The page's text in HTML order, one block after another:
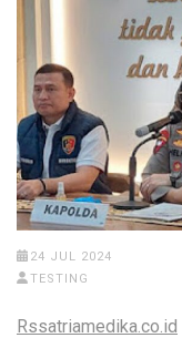
24 JUL 2024
TESTING
Rssatriamedika.co.id